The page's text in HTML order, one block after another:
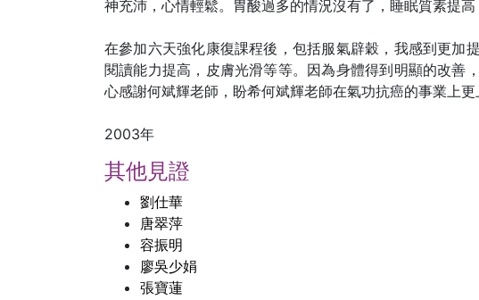
神充沛，心情輕鬆。胃酸過多的情況沒有了，睡眠質素提高
在參加六天強化康復課程後，包括服氣辟穀，我感到更加
閱讀能力提高，皮膚光滑等等。因為身體得到明顯的改善
心感謝何斌輝老師，盼希何斌輝老師在氣功抗癌的事業上更
2003年
其他見證
劉仕華
唐翠萍
容振明
廖吳少娟
張寶蓮